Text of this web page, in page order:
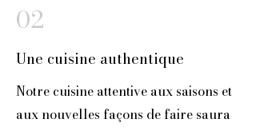
02
Une cuisine authentique
Notre cuisine attentive aux saisons et
aux nouvelles façons de faire saura